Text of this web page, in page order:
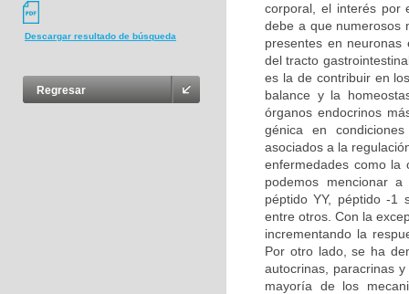
Descargar resultado de búsqueda
Regresar
corporal, el interés por
debe a que numerosos
presentes en
del tracto
es la de contribuir en
balance y la
órganos endocrinos
génica en
asociados a la
enfermedades como la
podemos mencionar
péptido YY, péptido -1
entre otros. Con la
incrementando la
Por otro lado, se ha
autocrinas, paracrinas
mayoría de los